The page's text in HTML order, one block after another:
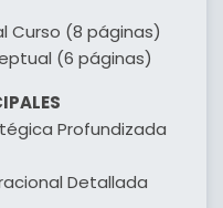
Curso (8 páginas)
(6 páginas)
Profundizada
Detallada